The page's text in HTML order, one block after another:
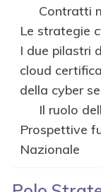
Contratti
Le strategie
I due pilastri
cloud
della cyber
Il ruolo
Prospettive
Nazionale